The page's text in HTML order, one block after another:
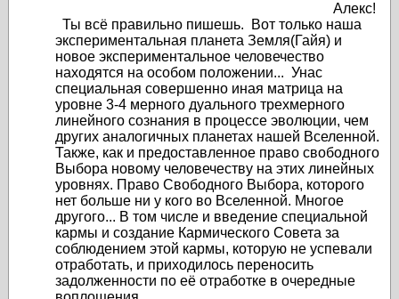
Алекс!
Ты всё правильно пишешь. Вот только наша
экспериментальная планета Земля(Гайя) и
новое экспериментальное человечество
находятся на особом положении... Унас
специальная совершенно иная матрица на
уровне 3-4 мерного дуального трехмерного
линейного сознания в процессе эволюции, чем
других аналогичных планетах нашей Вселенной.
Также, как и предоставленное право свободного
Выбора новому человечеству на этих линейных
уровнях. Право Свободного Выбора, которого
нет больше ни у кого во Вселенной. Многое
другого... В том числе и введение специальной
кармы и создание Кармического Совета за
соблюдением этой кармы, которую не успевали
отработать, и приходилось переносить
задолженности по её отработке в очередные